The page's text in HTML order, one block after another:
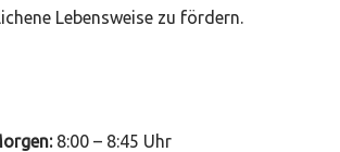
Lebensweise zu fördern.
8:00 – 8:45 Uhr